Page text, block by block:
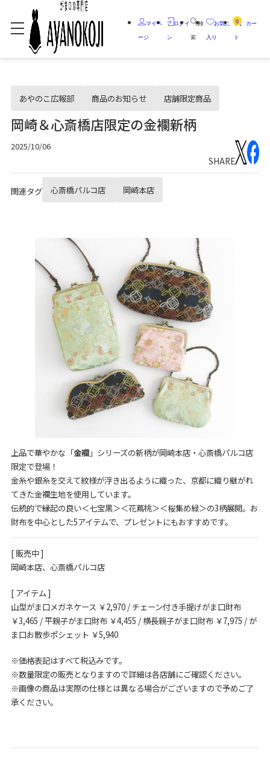
マイペ
ージ
ログイ
ン
検
索
お気に
入り
0 カー
ト
あやのこ広報部 商品のお知らせ 店舗限定商品
岡崎＆心斎橋店限定の金襴新柄
2025/10/06
SHARE
関連タグ 心斎橋パルコ店 岡崎本店
上品で華やかな「金襴」シリーズの新柄が岡崎本店・心斎橋パルコ店
限定で登場！
金糸や銀糸を交えて紋様が浮き出るように織った、京都に織り継がれ
てきた金襴生地を使用しています。
伝統的で縁起の良い＜七宝黒＞＜花蔦桃＞＜桜集め緑＞の3柄展開。お
財布を中心とした5アイテムで、プレゼントにもおすすめです。
[ 販売中 ]
岡崎本店、心斎橋パルコ店
[ アイテム ]
山型がま口メガネケース ￥2,970 / チェーン付き手提げがま口財布
￥3,465 / 平親子がま口財布 ￥4,455 / 横長親子がま口財布 ￥7,975 / が
ま口お散歩ポシェット ￥5,940
※価格表記はすべて税込みです。
※数量限定の販売となりますので詳細は各店舗にご確認ください。
※画像の商品は実際の仕様とは異なる場合がございますので予めご了
承ください。